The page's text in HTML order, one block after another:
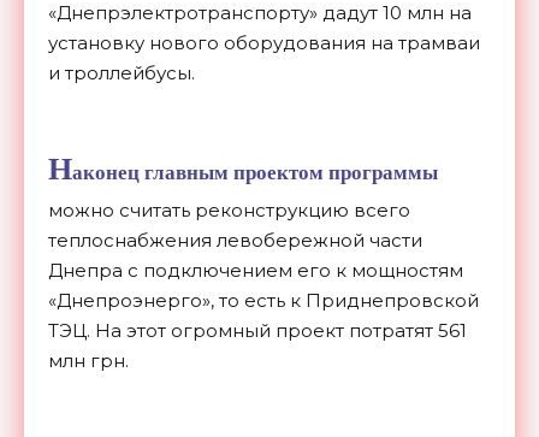
«Днепрэлектротранспорту» дадут 10 млн на
установку нового оборудования на трамваи
и троллейбусы.
Наконец главным проектом программы
можно считать реконструкцию всего
теплоснабжения левобережной части
Днепра с подключением его к мощностям
«Днепроэнерго», то есть к Приднепровской
ТЭЦ. На этот огромный проект потратят 561
млн грн.